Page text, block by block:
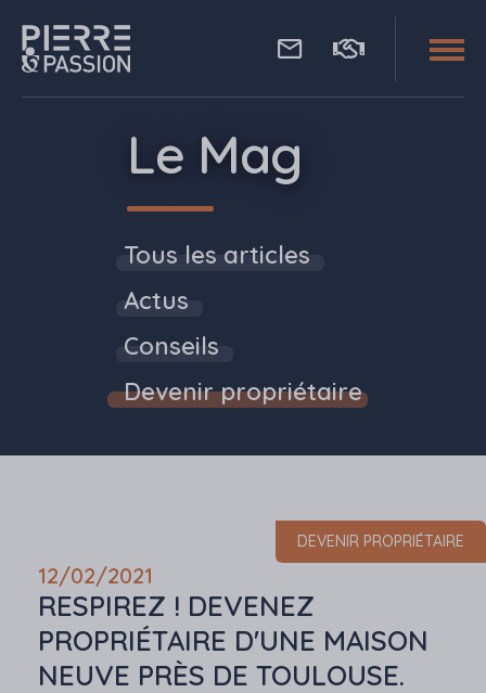
Le Mag
Tous les articles
Actus
Conseils
Devenir propriétaire
DEVENIR PROPRIÉTAIRE
12/02/2021
RESPIREZ ! DEVENEZ
PROPRIÉTAIRE D'UNE MAISON
NEUVE PRÈS DE TOULOUSE.